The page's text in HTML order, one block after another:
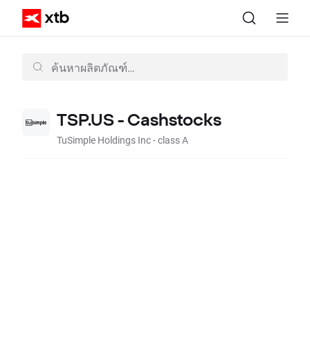
TSP.US - Cashstocks
TuSimple Holdings Inc - class A